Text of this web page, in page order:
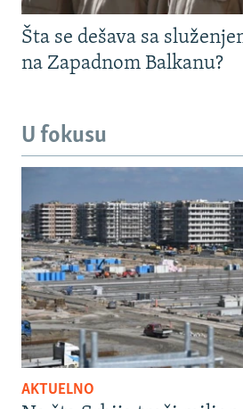
Šta se dešava sa
na Zapadnom Balkanu?
U fokusu
AKTUELNO